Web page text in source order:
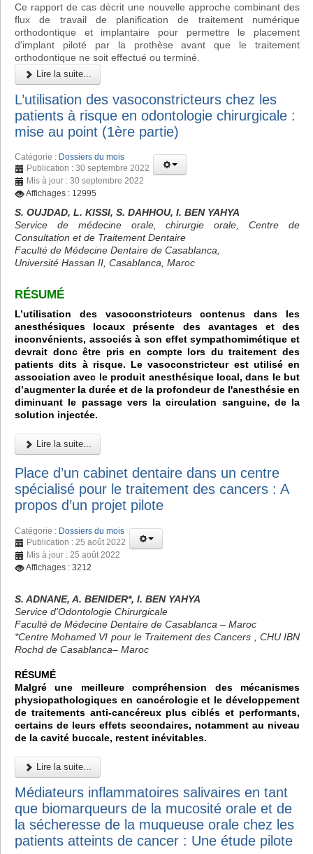
Ce rapport de cas décrit une nouvelle approche combinant des
flux de travail de planification de traitement numérique
orthodontique et implantaire pour permettre le placement
d'implant piloté par la prothèse avant que le traitement
orthodontique ne soit effectué ou terminé.
Lire la suite...
L’utilisation des vasoconstricteurs chez les
patients à risque en odontologie chirurgicale :
mise au point (1ère partie)
Catégorie : Dossiers du mois
Publication : 30 septembre 2022
Mis à jour : 30 septembre 2022
Affichages : 12995
S. OUJDAD, L. KISSI, S. DAHHOU, I. BEN YAHYA
Service de médecine orale, chirurgie orale, Centre de
Consultation et de Traitement Dentaire
Faculté de Médecine Dentaire de Casablanca,
Université Hassan II, Casablanca, Maroc
RÉSUMÉ
L’utilisation des vasoconstricteurs contenus dans les
anesthésiques locaux présente des avantages et des
inconvénients, associés à son effet sympathomimétique et
devrait donc être pris en compte lors du traitement des
patients dits à risque. Le vasoconstricteur est utilisé en
association avec le produit anesthésique local, dans le but
d’augmenter la durée et de la profondeur de l'anesthésie en
diminuant le passage vers la circulation sanguine, de la
solution injectée.
Lire la suite...
Place d’un cabinet dentaire dans un centre
spécialisé pour le traitement des cancers : A
propos d’un projet pilote
Catégorie : Dossiers du mois
Publication : 25 août 2022
Mis à jour : 25 août 2022
Affichages : 3212
S. ADNANE, A. BENIDER*, I. BEN YAHYA
Service d'Odontologie Chirurgicale
Faculté de Médecine Dentaire de Casablanca – Maroc
*Centre Mohamed VI pour le Traitement des Cancers , CHU IBN
Rochd de Casablanca– Maroc
RÉSUMÉ
Malgré une meilleure compréhension des mécanismes
physiopathologiques en cancérologie et le développement
de traitements anti-cancéreux plus ciblés et performants,
certains de leurs effets secondaires, notamment au niveau
de la cavité buccale, restent inévitables.
Lire la suite...
Médiateurs inflammatoires salivaires en tant
que biomarqueurs de la mucosité orale et de
la sécheresse de la muqueuse orale chez les
patients atteints de cancer : Une étude pilote